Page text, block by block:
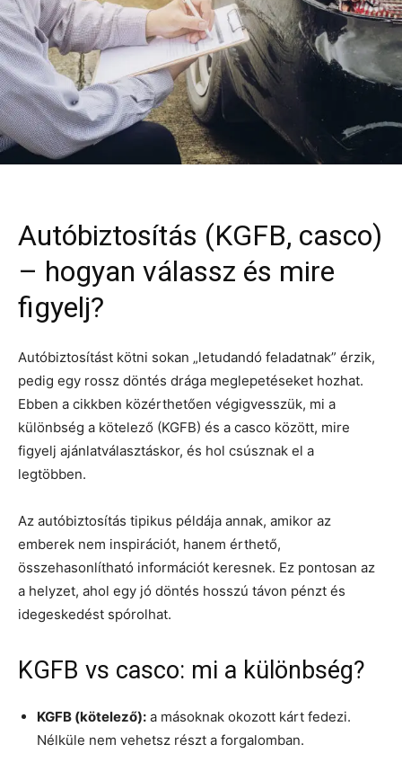
Autóbiztosítás (KGFB, casco)
– hogyan válassz és mire
figyelj?
Autóbiztosítást kötni sokan „letudandó feladatnak” érzik,
pedig egy rossz döntés drága meglepetéseket hozhat.
Ebben a cikkben közérthetően végigvesszük, mi a
különbség a kötelező (KGFB) és a casco között, mire
figyelj ajánlatválasztáskor, és hol csúsznak el a
legtöbben.
Az autóbiztosítás tipikus példája annak, amikor az
emberek nem inspirációt, hanem érthető,
összehasonlítható információt keresnek. Ez pontosan az
a helyzet, ahol egy jó döntés hosszú távon pénzt és
idegeskedést spórolhat.
KGFB vs casco: mi a különbség?
KGFB (kötelező): a másoknak okozott kárt fedezi.
Nélküle nem vehetsz részt a forgalomban.